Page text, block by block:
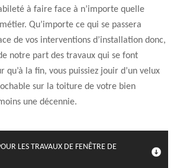
à faire face à n’importe quelle
Qu’importe ce qui se passera
de vos interventions d’installation donc,
notre part des travaux qui se font
qu’à la fin, vous puissiez jouir d’un velux
sur la toiture de votre bien
une décennie.
LES TRAVAUX DE FENÊTRE DE